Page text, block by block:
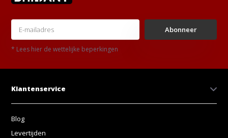
Abonneer
* Lees hier de wettelijke beperkingen
Klantenservice
Blog
Levertijden